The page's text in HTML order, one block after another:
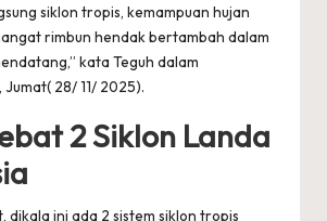
siklon tropis, kemampuan hujan
rimbun hendak bertambah dalam
kata Teguh dalam
28/ 11/ 2025).
2 Siklon Landa
dikala ini ada 2 sistem siklon tropis